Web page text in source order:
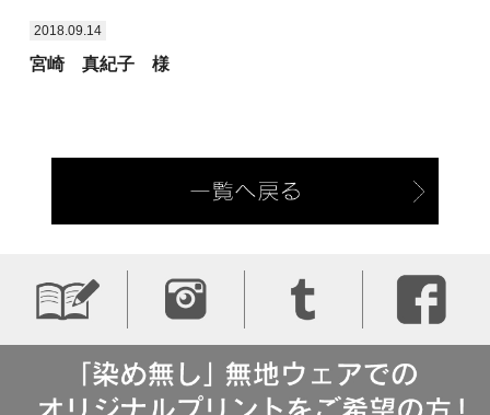
2018.09.14
宮崎 真紀子 様